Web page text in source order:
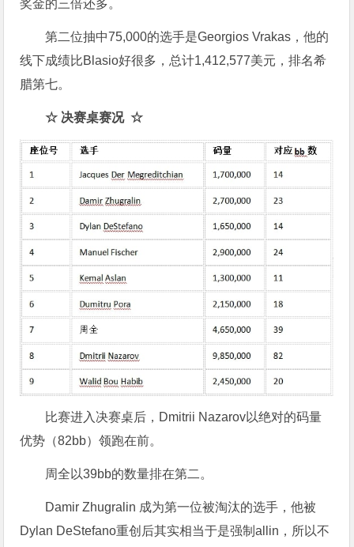
奖金的三倍还多。
第二位抽中75,000的选手是Georgios Vrakas，他的
线下成绩比Blasio好很多，总计1,412,577美元，排名希
腊第七。
☆ 决赛桌赛况 ☆
比赛进入决赛桌后，Dmitrii Nazarov以绝对的码量
优势（82bb）领跑在前。
周全以39bb的数量排在第二。
Damir Zhugralin 成为第一位被淘汰的选手，他被
Dylan DeStefano重创后其实相当于是强制allin，所以不